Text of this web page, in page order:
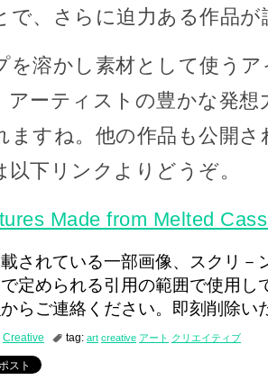
で、さらに迫力ある作品
を溶かし素材として使う
アーティストの豊かな発想
ますね。他の作品も公開
下リンクよりどうぞ。
Made from Melted
されている一部画像、スクリ－
定められる引用の範囲で使用し
からご連絡ください。即刻削除い
Creative tag: art creative アート クリエイティブ